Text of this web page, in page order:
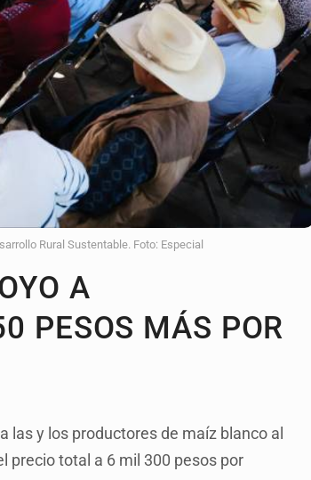
Rural Sustentable. Foto: Especial
A
PESOS MÁS POR
las y los productores de maíz blanco al
precio total a 6 mil 300 pesos por